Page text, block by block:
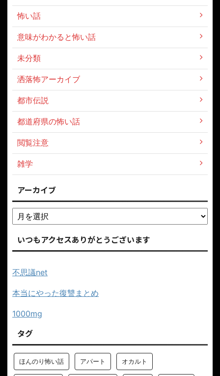
怖い話
意味がわかると怖い話
未分類
洒落怖アーカイブ
都市伝説
都道府県の怖い話
閲覧注意
雑学
アーカイブ
いつもアクセスありがとうございます
不思議net
本当にやった復讐まとめ
1000mg
タグ
ほんのり怖い話 アパート オカルト